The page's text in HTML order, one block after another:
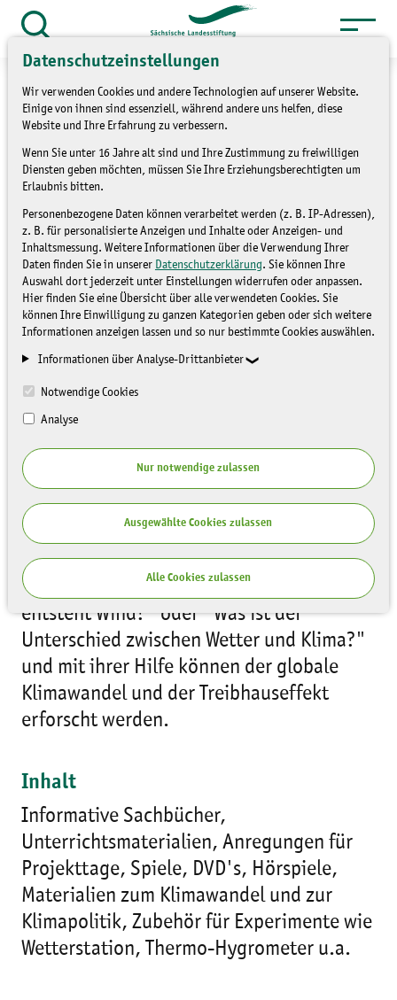
Datenschutzeinstellungen
Wir verwenden Cookies und andere Technologien auf unserer Website.
Einige von ihnen sind essenziell, während andere uns helfen, diese
Website und Ihre Erfahrung zu verbessern.
Wenn Sie unter 16 Jahre alt sind und Ihre Zustimmung zu freiwilligen
Diensten geben möchten, müssen Sie Ihre Erziehungsberechtigten um
Erlaubnis bitten.
Personenbezogene Daten können verarbeitet werden (z. B. IP-Adressen),
z. B. für personalisierte Anzeigen und Inhalte oder Anzeigen- und
Inhaltsmessung. Weitere Informationen über die Verwendung Ihrer
Daten finden Sie in unserer Datenschutzerklärung. Sie können Ihre
Auswahl dort jederzeit unter Einstellungen widerrufen oder anpassen.
Hier finden Sie eine Übersicht über alle verwendeten Cookies. Sie
können Ihre Einwilligung zu ganzen Kategorien geben oder sich weitere
Informationen anzeigen lassen und so nur bestimmte Cookies auswählen.
Informationen über Analyse-Drittanbieter
Notwendige Cookies
Analyse
Nur notwendige zulassen
Ausgewählte Cookies zulassen
Alle Cookies zulassen
Zum
Inhalt
springen
öffnen
Themen » Umweltbildung
» Umweltmedienkisten
Wetter und Klima
UMWELTMEDIENKISTEN
Die Kiste hält spannendes Material zum
Thema "Wetter und Klima" bereit. Sie
beantwortet Fragen, wie z. B. "Wie
entsteht Wind?" oder "Was ist der
Unterschied zwischen Wetter und Klima?"
und mit ihrer Hilfe können der globale
Klimawandel und der Treibhauseffekt
erforscht werden.
Inhalt
Informative Sachbücher,
Unterrichtsmaterialien, Anregungen für
Projekttage, Spiele, DVD's, Hörspiele,
Materialien zum Klimawandel und zur
Klimapolitik, Zubehör für Experimente wie
Wetterstation, Thermo-Hygrometer u.a.